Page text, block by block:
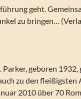
geht.
zu bringen…
geboren
zu den fleißigsten
2010 über 70